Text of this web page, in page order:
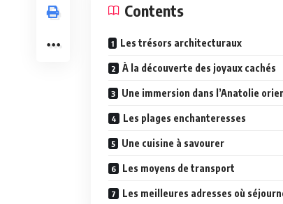
Contents
Les trésors architecturaux
À la découverte des joyaux cachés
Une immersion dans l’Anatolie
Les plages enchanteresses
Une cuisine à savourer
Les moyens de transport
Les meilleures adresses où